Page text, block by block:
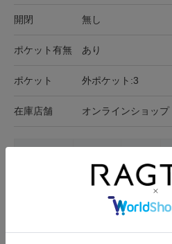
開閉 無し
ポケット有無 あり
ポケット 外ポケット:3
在庫店舗 オンラインショップ
70cm 30.5cm